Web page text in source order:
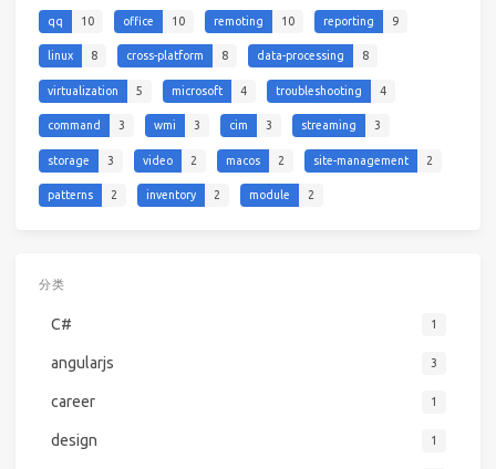
qq 10 office 10 remoting 10 reporting 9
linux 8 cross-platform 8 data-processing 8
virtualization 5 microsoft 4 troubleshooting 4
command 3 wmi 3 cim 3 streaming 3
storage 3 video 2 macos 2 site-management 2
patterns 2 inventory 2 module 2
分类
C# 1
angularjs 3
career 1
design 1